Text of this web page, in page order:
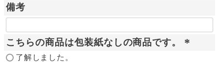
備考
こちらの商品は包装紙なしの商品です。
了解しました。